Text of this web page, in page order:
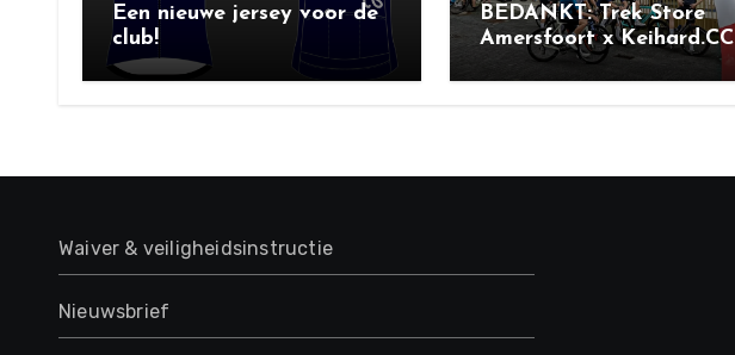
Een nieuwe jersey voor de
club!
BEDANKT: Trek Store
Amersfoort x Keihard.CC
Social Ride + BBQ
Waiver & veiligheidsinstructie
Nieuwsbrief